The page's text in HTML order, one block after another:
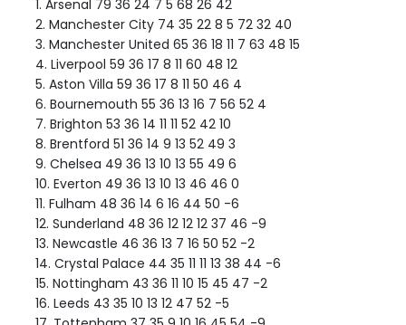
1. Arsenal 79 36 24 7 5 68 26 42
2. Manchester City 74 35 22 8 5 72 32 40
3. Manchester United 65 36 18 11 7 63 48 15
4. Liverpool 59 36 17 8 11 60 48 12
5. Aston Villa 59 36 17 8 11 50 46 4
6. Bournemouth 55 36 13 16 7 56 52 4
7. Brighton 53 36 14 11 11 52 42 10
8. Brentford 51 36 14 9 13 52 49 3
9. Chelsea 49 36 13 10 13 55 49 6
10. Everton 49 36 13 10 13 46 46 0
11. Fulham 48 36 14 6 16 44 50 -6
12. Sunderland 48 36 12 12 12 37 46 -9
13. Newcastle 46 36 13 7 16 50 52 -2
14. Crystal Palace 44 35 11 11 13 38 44 -6
15. Nottingham 43 36 11 10 15 45 47 -2
16. Leeds 43 35 10 13 12 47 52 -5